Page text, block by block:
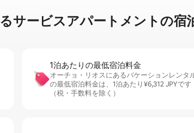
サ⁠ー⁠ビ⁠ス⁠ア⁠パ⁠ー⁠ト⁠メ⁠ン⁠ト⁠の宿⁠
1泊あたりの最⁠低⁠宿⁠泊⁠料⁠金
オーチョ・リオスにあるバケーションレンタ
の最低宿泊料金は、1泊あたり¥6,312 JPYです
（税・手数料を除く）